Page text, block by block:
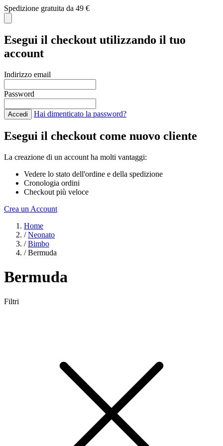
Spedizione gratuita da 49 €
Esegui il checkout utilizzando il tuo
account
Indirizzo email
Password
Accedi Hai dimenticato la password?
Esegui il checkout come nuovo cliente
La creazione di un account ha molti vantaggi:
Vedere lo stato dell'ordine e della spedizione
Cronologia ordini
Checkout più veloce
Crea un Account
Home
/ Neonato
/ Bimbo
/ Bermuda
Bermuda
Filtri